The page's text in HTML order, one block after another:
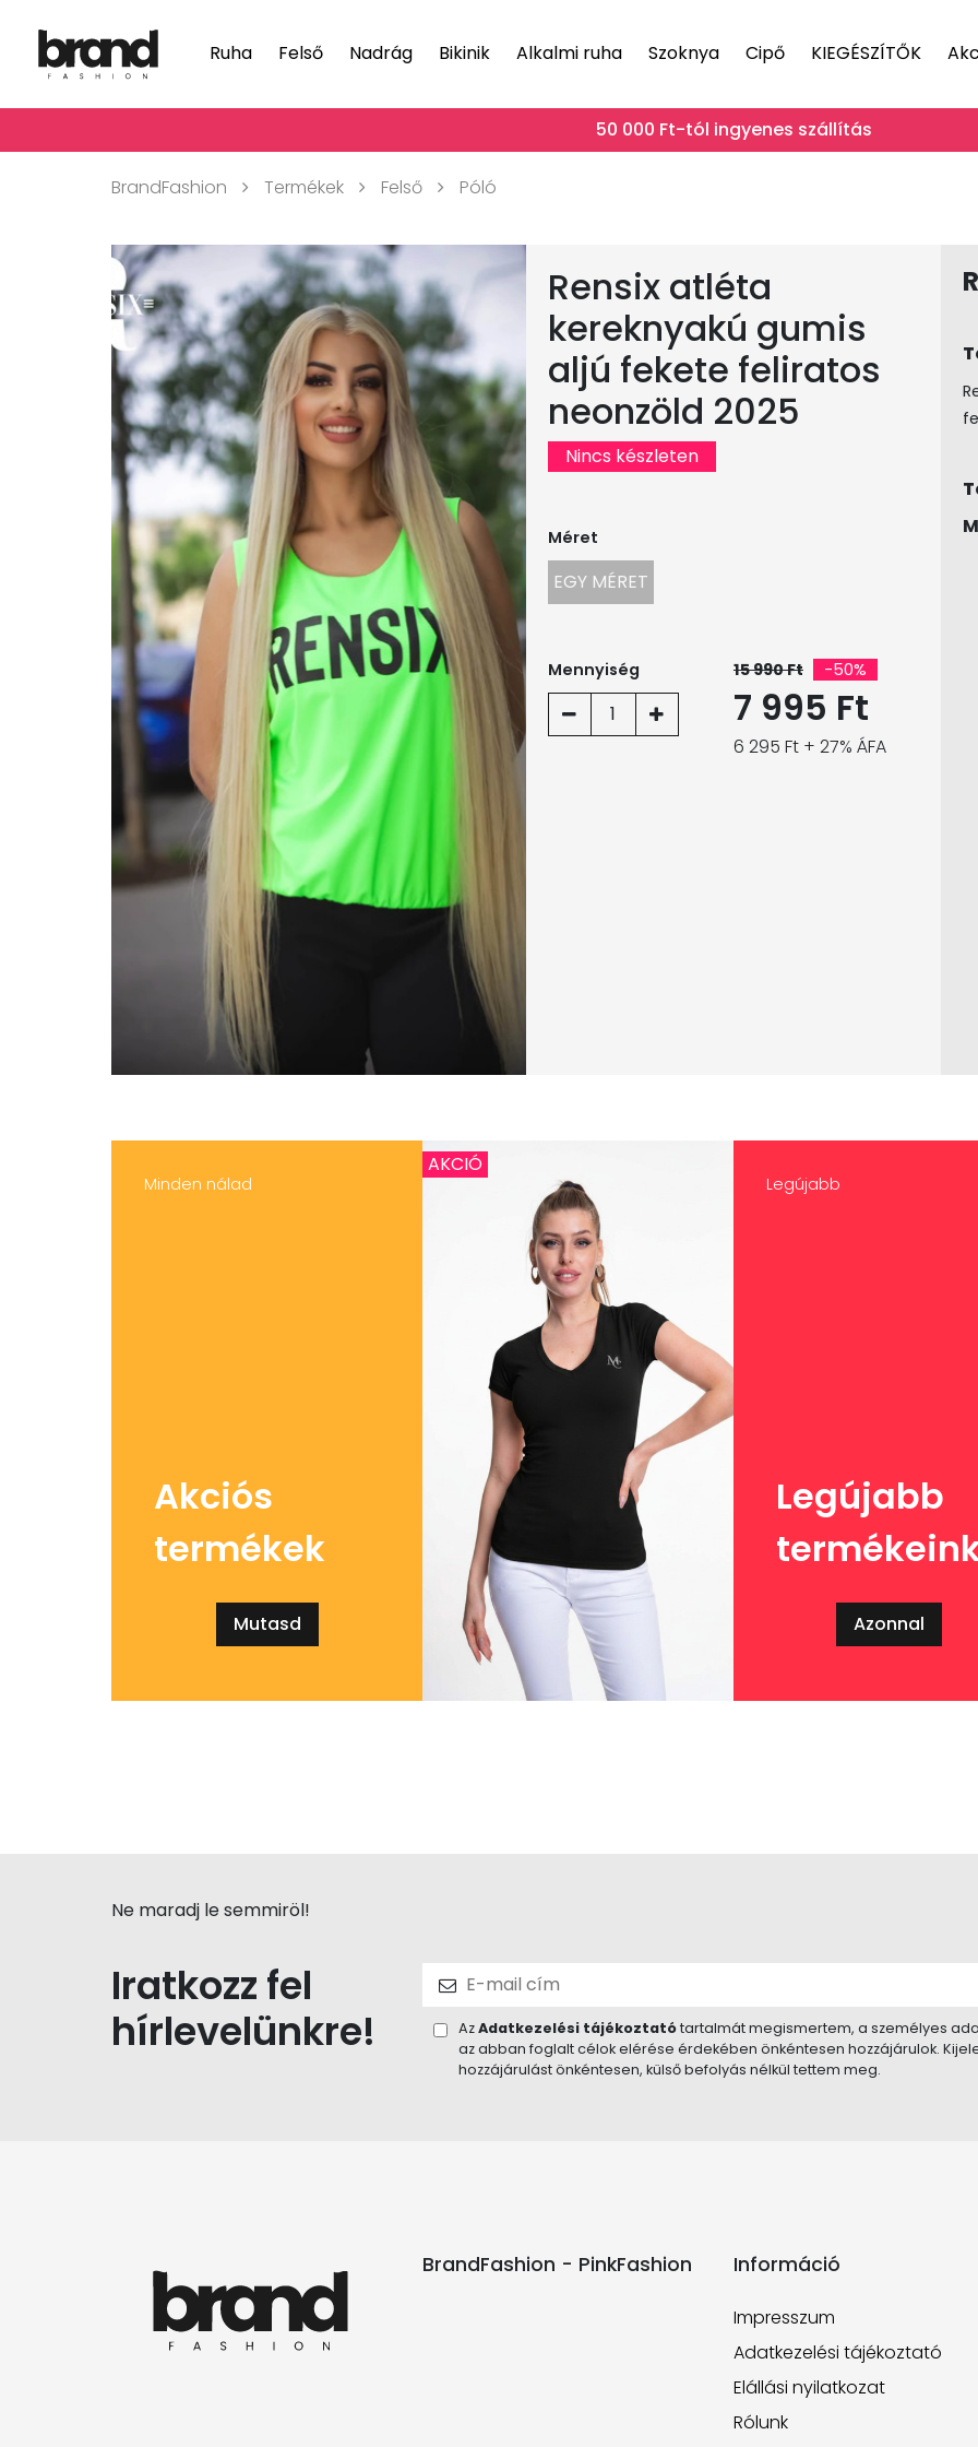
Ruha Felső Nadrág Bikinik Alkalmi ruha Szoknya Cipő KIEGÉSZÍTŐK
50 000 Ft-tól ingyenes szállítás
BrandFashion Termékek Felső Póló
Rensix atléta
kereknyakú gumis
aljú fekete feliratos
neonzöld 2025
Nincs készleten
Méret
EGY MÉRET
Mennyiség
1
15 990 Ft -50%
7 995 Ft
6 295 Ft + 27% ÁFA
Minden nálad
Akciós
termékek
Mutasd
AKCIÓ
Legújabb
Legújabb
Azonnal
Ne maradj le semmiröl!
Iratkozz fel
hírlevelünkre!
AzAdatkezelési tájékoztatótartalmát megismertem, a személyes
az abban foglalt célok elérése érdekében önkéntesen hozzájárulok.
hozzájárulást önkéntesen, külső befolyás nélkül tettem meg.
BrandFashion - PinkFashion Információ
Impresszum
Adatkezelési tájékoztató
Elállási nyilatkozat
Rólunk